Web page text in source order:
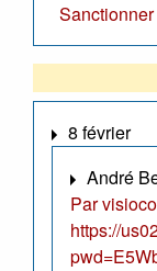
8 février
André
Par
https://